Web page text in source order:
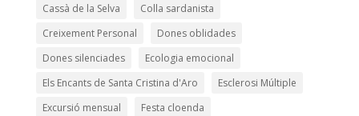
Cassà de la Selva
Colla sardanista
Creixement Personal
Dones oblidades
Dones silenciades
Ecologia emocional
Els Encants de Santa Cristina d'Aro
Esclerosi Múltiple
Excursió mensual
Festa cloenda